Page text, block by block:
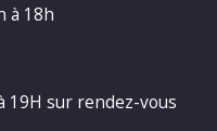
à 18h
19H sur rendez-vous